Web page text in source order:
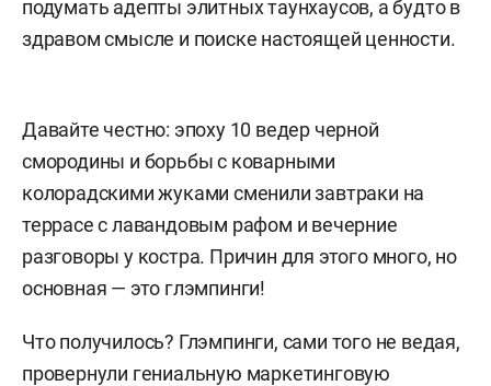
подумать адепты элитных таунхаусов, а будто в
здравом смысле и поиске настоящей ценности.
Давайте честно: эпоху 10 ведер черной
смородины и борьбы с коварными
колорадскими жуками сменили завтраки на
террасе с лавандовым рафом и вечерние
разговоры у костра. Причин для этого много, но
основная — это глэмпинги!
Что получилось? Глэмпинги, сами того не ведая,
провернули гениальную маркетинговую